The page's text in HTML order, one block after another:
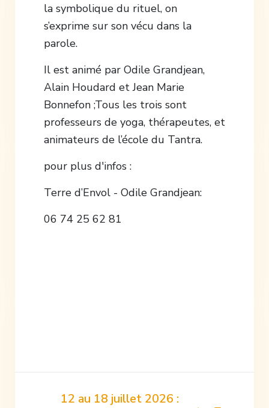
la symbolique du rituel, on
s’exprime sur son vécu dans la
parole.
Il est animé par Odile Grandjean,
Alain Houdard et Jean Marie
Bonnefon ;Tous les trois sont
professeurs de yoga, thérapeutes, et
animateurs de l’école du Tantra.
pour plus d'infos :
Terre d’Envol - Odile Grandjean:
06 74 25 62 81
12 au 18 juillet 2026 :